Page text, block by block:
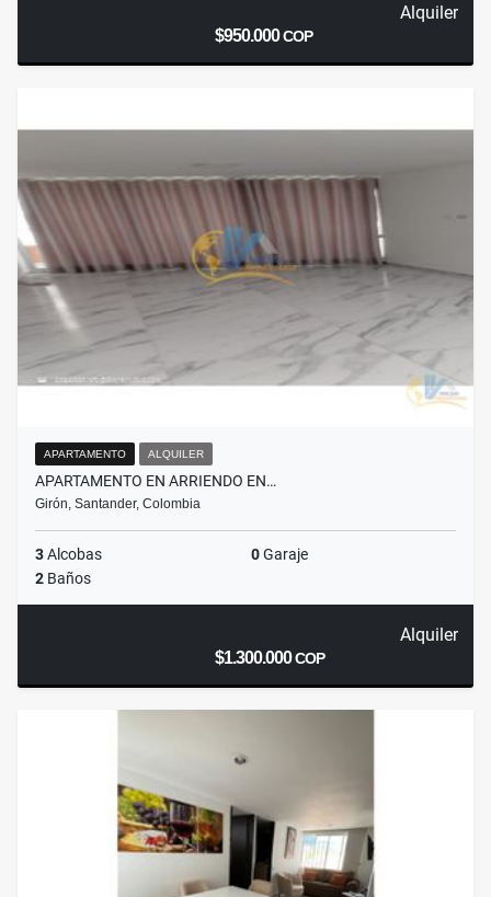
Alquiler
$950.000COP
APARTAMENTO ALQUILER
APARTAMENTO EN ARRIENDO EN…
Girón, Santander, Colombia
3Alcobas 0Garaje
2 Baños
Alquiler
$1.300.000COP